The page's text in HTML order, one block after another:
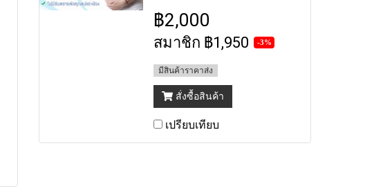
฿2,000
สมาชิก ฿1,950 -3%
มีสินค้าราคาส่ง
สั่งซื้อสินค้า
เปรียบเทียบ